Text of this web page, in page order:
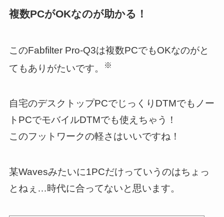
複数PCがOKなのが助かる！
このFabfilter Pro-Q3は複数PCでもOKなのがと
てもありがたいです。
※
自宅のデスクトップPCでじっくりDTMでもノー
トPCでモバイルDTMでも使えちゃう！
このフットワークの軽さはいいですね！
某Wavesみたいに1PCだけっていうのはちょっ
とねぇ…時代に合ってないと思います。